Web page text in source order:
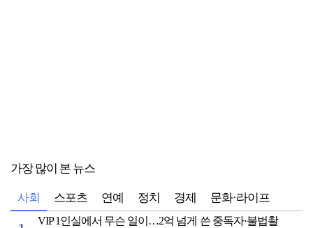
가장 많이 본 뉴스
사회 스포츠 연예 정치 경제 문화·라이프
VIP 1인실에서 무슨 일이…2억 넘게 쓴 중독자·불법촬